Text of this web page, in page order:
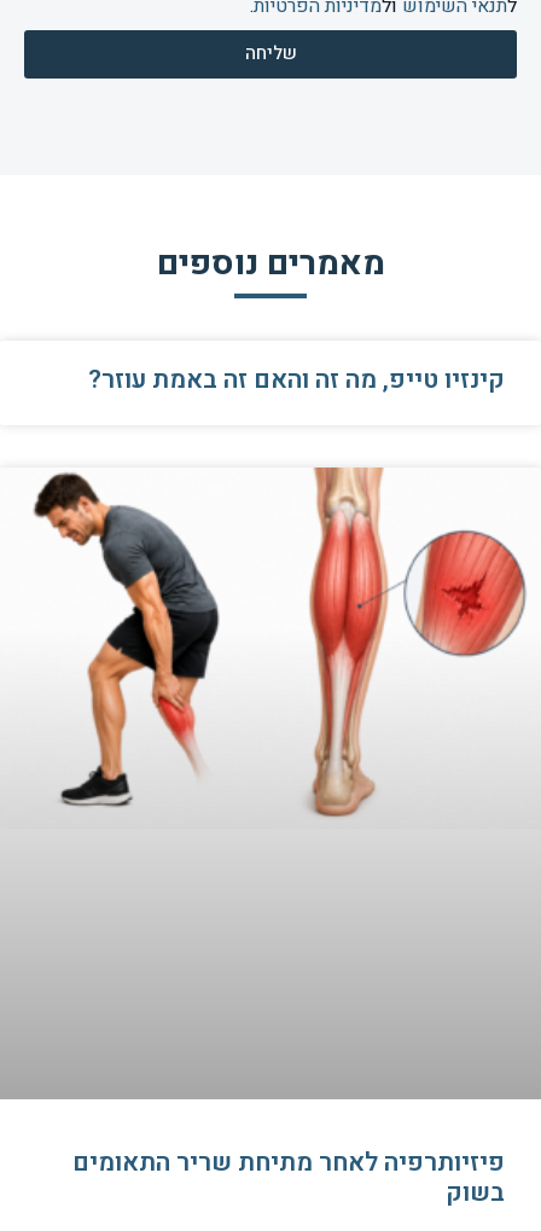
שליחה
מאמרים נוספים
קינזיו טייפ, מה זה והאם זה באמת עוזר?
פיזיותרפיה לאחר מתיחת שריר התאומים
בשוק